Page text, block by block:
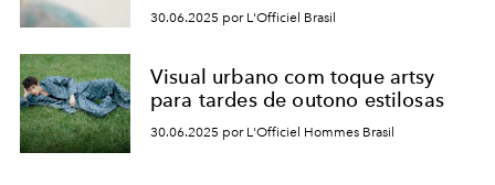
30.06.2025 por L'Officiel Brasil
Visual urbano com toque artsy
para tardes de outono estilosas
30.06.2025 por L'Officiel Hommes Brasil